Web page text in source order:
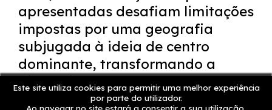
Este site utiliza cookies para permitir uma melhor experiência
por parte do utilizador.
Ao navegar no site estará a consentir a sua utilização.
apresentadas desafiam limitações
impostas por uma geografia
subjugada à ideia de centro
dominante, transformando a
distância que dele nos afasta num
espaço de experimentação e